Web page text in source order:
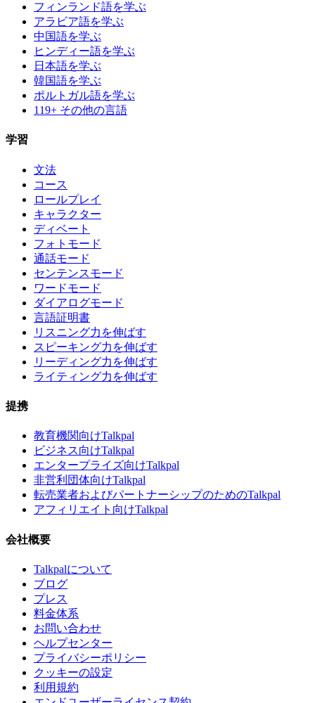
フィンランド語を学ぶ
アラビア語を学ぶ
中国語を学ぶ
ヒンディー語を学ぶ
日本語を学ぶ
韓国語を学ぶ
ポルトガル語を学ぶ
119+ その他の言語
学習
文法
コース
ロールプレイ
キャラクター
ディベート
フォトモード
通話モード
センテンスモード
ワードモード
ダイアログモード
言語証明書
リスニング力を伸ばす
スピーキング力を伸ばす
リーディング力を伸ばす
ライティング力を伸ばす
提携
教育機関向けTalkpal
ビジネス向けTalkpal
エンタープライズ向けTalkpal
非営利団体向けTalkpal
転売業者およびパートナーシップのためのTalkpal
アフィリエイト向けTalkpal
会社概要
Talkpalについて
ブログ
プレス
料金体系
お問い合わせ
ヘルプセンター
プライバシーポリシー
クッキーの設定
利用規約